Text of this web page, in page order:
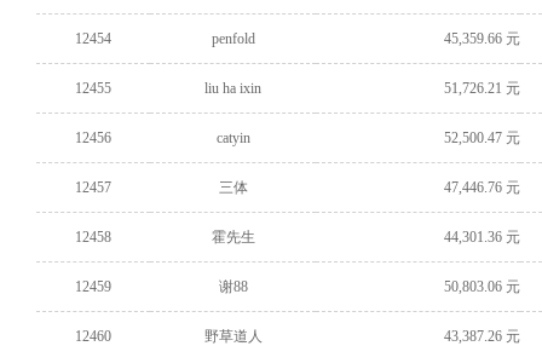
12454 penfold 45,359.66 元
12455 liu ha ixin 51,726.21 元
12456 catyin 52,500.47 元
12457 三体 47,446.76 元
12458 霍先生 44,301.36 元
12459 谢88 50,803.06 元
12460 野草道人 43,387.26 元